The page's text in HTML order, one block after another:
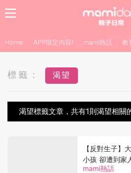
Home APP限定內容! mami熱話 教
標籤： 渴望
渴望標籤文章，共有1則渴望相關
mami熱話
【反對生子】
小孩 卻遭到家